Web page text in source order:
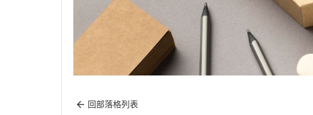
回部落格列表